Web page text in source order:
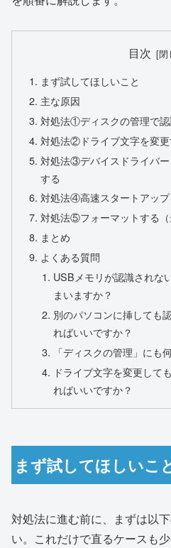
目次
まず試してほしいこと
主な原因
対処法①ディスクの管理で
対処法②ドライブ文字を変更
対処法③デバイスドライバ
する
対処法④高速スタートアッ
対処法⑤フォーマットする（
まとめ
よくある質問
USBメモリが認識されな
まいますか？
別のパソコンに挿しても
ればいいですか？
「ディスクの管理」にも
ドライブ文字を変更して
ればいいですか？
まず試してほしいこ
対処法に進む前に、まずは以
い。これだけで直るケースも少